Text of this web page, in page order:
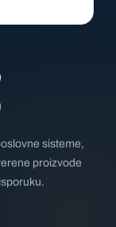
sisteme,
proizvode